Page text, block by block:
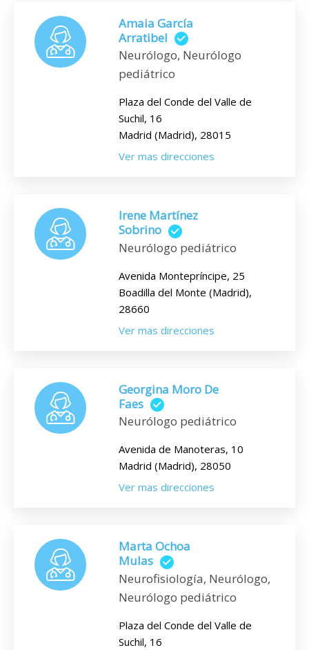
Amaia García
Arratibel
Neurólogo, Neurólogo
pediátrico
Plaza del Conde del Valle de
Suchil, 16
Madrid (Madrid), 28015
Ver mas direcciones
Irene Martínez
Sobrino
Neurólogo pediátrico
Avenida Montepríncipe, 25
Boadilla del Monte (Madrid),
28660
Ver mas direcciones
Georgina Moro De
Faes
Neurólogo pediátrico
Avenida de Manoteras, 10
Madrid (Madrid), 28050
Ver mas direcciones
Marta Ochoa
Mulas
Neurofisiología, Neurólogo,
Neurólogo pediátrico
Plaza del Conde del Valle de
Suchil, 16